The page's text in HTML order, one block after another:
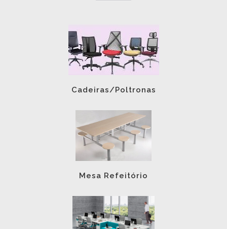
Cadeiras/Poltronas
Mesa Refeitório